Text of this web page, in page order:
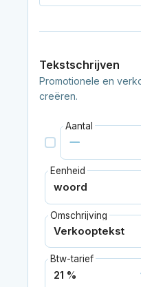
Tekstschrijven
Promotionele en
creëren.
Aantal
Eenheid
Omschrijving
Btw-tarief